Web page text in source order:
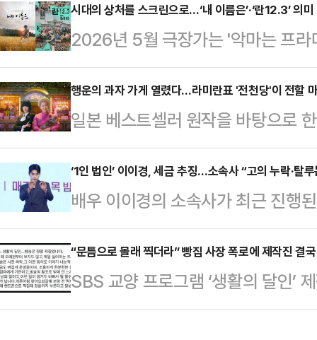
권을 두고 31기 솔로남녀들의 경쟁
는 경수의 1순위 순자와 2순위 영
에서 영숙은 온 힘을 다해 순자를
풀리며 스스로 넘어졌다. 결국 순자
트권을 차지했다.이후 여자 출연자
다. 영숙이…
시대의 상처를 스크린으로…‘내 이름은’·‘란12.3’ 의
2026년 5월 극장가는 '악마는 프
할리우드 대작들이 흥행을 이끄는
을 정면으로 응시한 영화들이 의미
과 23만 관객을 돌파하며 선전 중
12.3'은 대형 상업영화 중심으로 재
담은 작품들이 충분히 관객과 호흡
은 최근 극장가에서 보기 드문 관객
다. 대규모…
행운의 과자 가게 열렸다…라미란표 '전천당'이 전할
일본 베스트셀러 원작을 바탕으로
적인 정서와 판타지를 입고 관객들
가박스 코엑스에서는 박봉섭 감독,
한 과자 가게 전천당' 언론배급시사
가게 전천당'은 소원을 들어주는 과
님들이 찾아오면서 벌어지는 마법
의 일본 소설을 원작으로 했다.박봉
책이라 함께…
‘1인 법인’ 이이경, 세금 추징…소속사 “고의 누락·탈
배우 이이경의 소속사가 최근 진행
의 뜻을 전했다.13일 이이경의 소
조사 결과로 인해 많은 분께 심려를
였다.소속사는 이번 추징금 부과에
준에 대해 세무 당국과 당사 간의
“문틈으로 몰래 찍더라” 빵집 사장 폭로에 제작진 결
SBS 교양 프로그램 ‘생활의 달인’
했다.12일 뉴스1 등에 따르면 ‘생활